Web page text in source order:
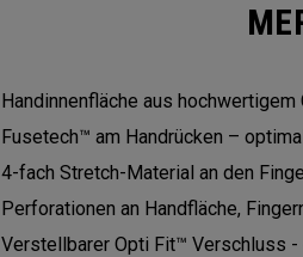
Handinnenfläche aus
Fusetech™ am Handrücken –
4-fach Stretch-Material an den
Perforationen an Handfläche,
Verstellbarer Opti Fit™ Verschluss